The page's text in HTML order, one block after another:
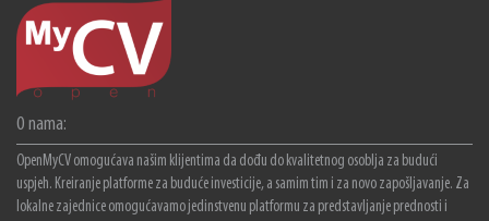
O nama:
OpenMyCV omogućava našim klijentima da dođu do kvalitetnog osoblja za budući
uspjeh. Kreiranje platforme za buduće investicije, a samim tim i za novo zapošljavanje. Za
lokalne zajednice omogućavamo jedinstvenu platformu za predstavljanje prednosti i